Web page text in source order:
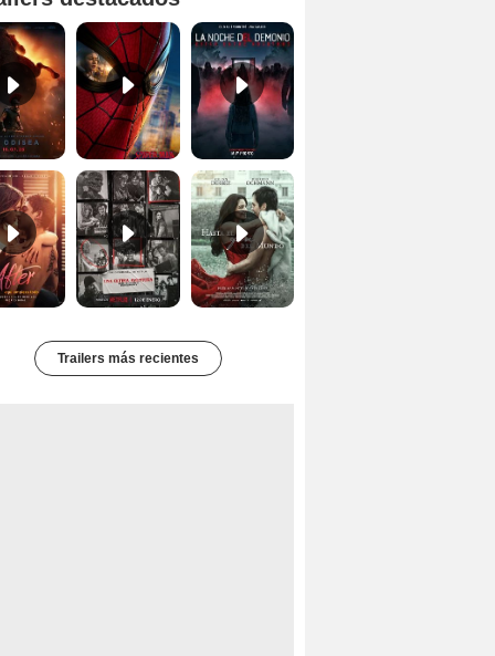
Primer tráiler oficial de 'La Odisea' 'Spider-Man Un Nuevo Día' - Tráiler oficial subtitulado
Tráiler de 'After: Aquí empieza todo' Primer Tráiler Oficial Subtitulado de 'Una última aventura: Detrás de cámaras de Stranger Things 5'
Trailers más recientes